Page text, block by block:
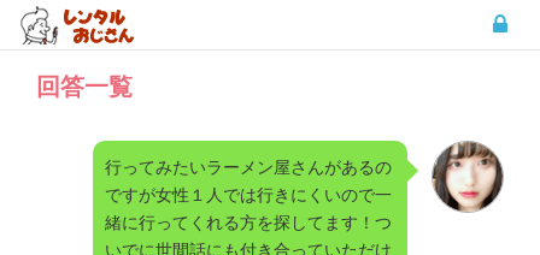
回答一覧
行ってみたいラーメン屋さんがあるの
ですが女性１人では行きにくいので一
緒に行ってくれる方を探してます！つ
いでに世間話にも付き合っていただけ